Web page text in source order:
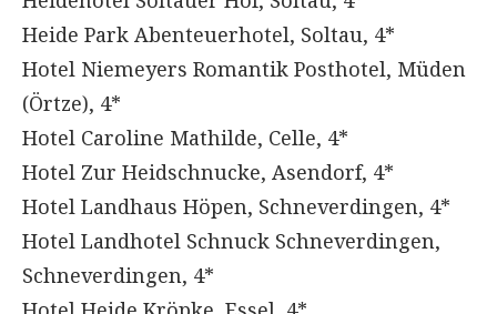
Heide Park Abenteuerhotel, Soltau, 4*
Hotel Niemeyers Romantik Posthotel, Müden
(Örtze), 4*
Hotel Caroline Mathilde, Celle, 4*
Hotel Zur Heidschnucke, Asendorf, 4*
Hotel Landhaus Höpen, Schneverdingen, 4*
Hotel Landhotel Schnuck Schneverdingen,
Schneverdingen, 4*